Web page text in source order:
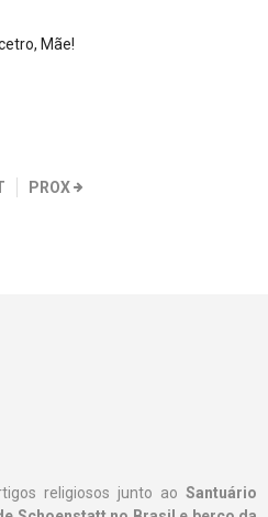
Mãe!
PROX
religiosos junto ao Santuário